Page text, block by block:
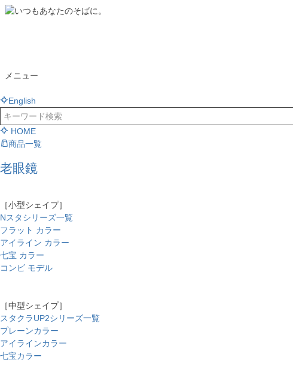
メニュー
English
HOME
商品一覧
老眼鏡
［小型シェイプ］
Nスタシリーズ一覧
フラット カラー
アイライン カラー
七宝 カラー
コンビ モデル
［中型シェイプ］
スタクラUP2シリーズ一覧
プレーンカラー
アイラインカラー
七宝カラー